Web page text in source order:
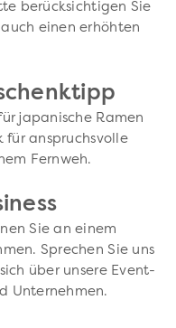
berücksichtigen Sie
einen erhöhten
japanische Ramen
für anspruchsvolle
Fernweh.
Sie an einem
Sprechen Sie uns
über unsere Event-
Unternehmen.